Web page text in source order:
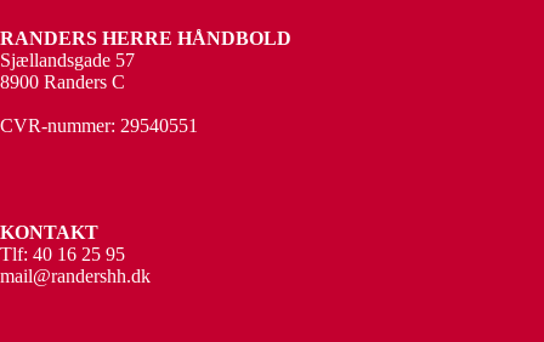
RANDERS HERRE HÅNDBOLD
Sjællandsgade 57
8900 Randers C
CVR-nummer: 29540551
KONTAKT
Tlf: 40 16 25 95
mail@randershh.dk